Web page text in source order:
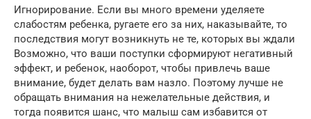
Игнорирование. Если вы много времени уделяете
слабостям ребенка, ругаете его за них, наказывайте, то
последствия могут возникнуть не те, которых вы ждали
Возможно, что ваши поступки сформируют негативный
эффект, и ребенок, наоборот, чтобы привлечь ваше
внимание, будет делать вам назло. Поэтому лучше не
обращать внимания на нежелательные действия, и
тогда появится шанс, что малыш сам избавится от